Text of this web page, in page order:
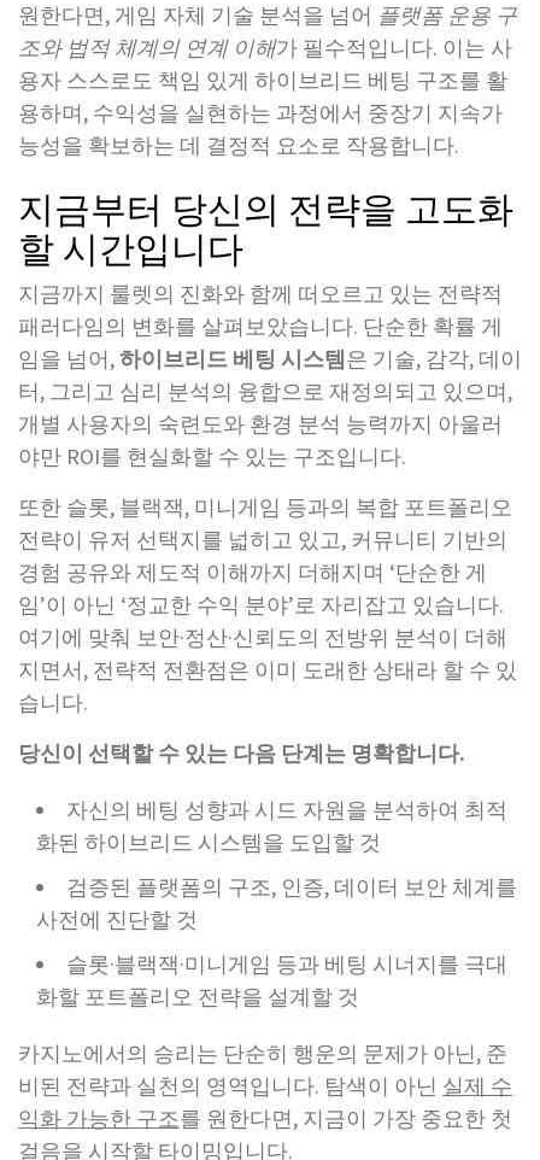
원한다면, 게임 자체 기술 분석을 넘어 플랫폼 운용 구
조와 법적 체계의 연계 이해가 필수적입니다. 이는 사
용자 스스로도 책임 있게 하이브리드 베팅 구조를 활
용하며, 수익성을 실현하는 과정에서 중장기 지속가
능성을 확보하는 데 결정적 요소로 작용합니다.
지금부터 당신의 전략을 고도화
할 시간입니다
지금까지 룰렛의 진화와 함께 떠오르고 있는 전략적
패러다임의 변화를 살펴보았습니다. 단순한 확률 게
임을 넘어,하이브리드 베팅 시스템은 기술, 감각, 데이
터, 그리고 심리 분석의 융합으로 재정의되고 있으며,
개별 사용자의 숙련도와 환경 분석 능력까지 아울러
야만 ROI를 현실화할 수 있는 구조입니다.
또한 슬롯, 블랙잭, 미니게임 등과의 복합 포트폴리오
전략이 유저 선택지를 넓히고 있고, 커뮤니티 기반의
경험 공유와 제도적 이해까지 더해지며 ‘단순한 게
임’이 아닌 ‘정교한 수익 분야’로 자리잡고 있습니다.
여기에 맞춰 보안·정산·신뢰도의 전방위 분석이 더해
지면서, 전략적 전환점은 이미 도래한 상태라 할 수 있
습니다.
당신이 선택할 수 있는 다음 단계는 명확합니다.
자신의 베팅 성향과 시드 자원을 분석하여 최적
화된 하이브리드 시스템을 도입할 것
검증된 플랫폼의 구조, 인증, 데이터 보안 체계를
사전에 진단할 것
슬롯·블랙잭·미니게임 등과 베팅 시너지를 극대
화할 포트폴리오 전략을 설계할 것
카지노에서의 승리는 단순히 행운의 문제가 아닌, 준
비된 전략과 실천의 영역입니다. 탐색이 아닌 실제 수
익화 가능한 구조를 원한다면, 지금이 가장 중요한 첫
걸음을 시작할 타이밍입니다.